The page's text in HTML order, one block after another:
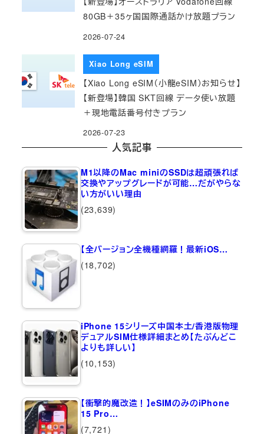
80GB＋35ヶ国国際通話かけ放題プラン
2026-07-24
Xiao Long eSIM
【Xiao Long eSIM（小龍eSIM）お知らせ】
【新登場】韓国 SKT回線 データ使い放題
＋現地電話番号付きプラン
2026-07-23
人気記事
M1以降のMac miniのSSDは超頑張れば
交換やアップグレードが可能…だがやらな
い方がいい理由
(23,639)
【全バージョン全機種網羅！最新iOS…
(18,702)
iPhone 15シリーズ中国本土/香港版物理
デュアルSIM仕様詳細まとめ【たぶんどこ
よりも詳しい】
(10,153)
【衝撃的魔改造！】eSIMのみのiPhone
15 Pro…
(7,721)